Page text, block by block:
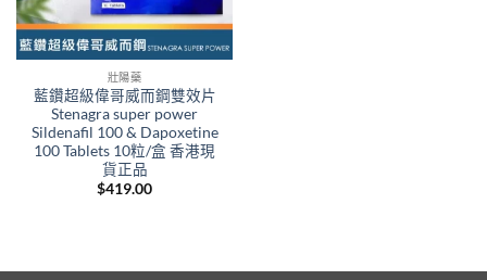
壯陽藥
藍鑽超級偉哥威而鋼雙效片
Stenagra super power
Sildenafil 100 & Dapoxetine
100 Tablets 10粒/盒 香港現
貨正品
$419.00